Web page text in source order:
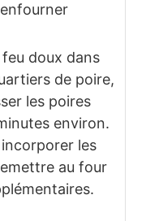
doux dans
de poire,
les poires
environ.
les
au four